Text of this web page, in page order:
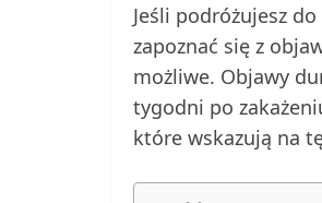
Jeśli podróżujesz
zapoznać się z
możliwe. Objawy
tygodni po
które wskazują na